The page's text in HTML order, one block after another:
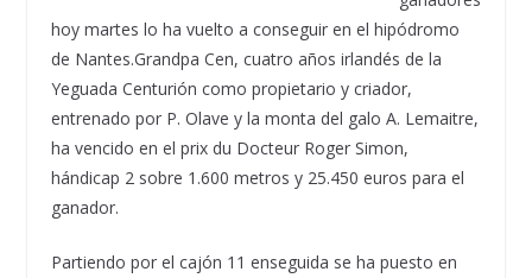
hoy martes lo ha vuelto a conseguir en el hipódromo
de Nantes.Grandpa Cen, cuatro años irlandés de la
Yeguada Centurión como propietario y criador,
entrenado por P. Olave y la monta del galo A. Lemaitre,
ha vencido en el prix du Docteur Roger Simon,
hándicap 2 sobre 1.600 metros y 25.450 euros para el
ganador.
Partiendo por el cajón 11 enseguida se ha puesto en